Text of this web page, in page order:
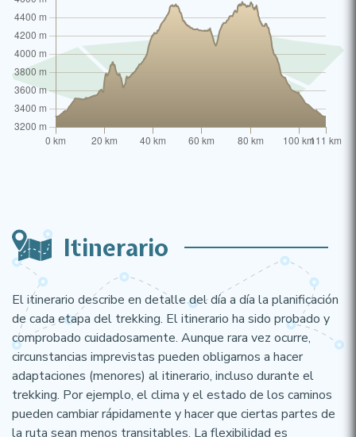
Itinerario
El itinerario describe en detalle del día a día la planificación
de cada etapa del trekking. El itinerario ha sido probado y
comprobado cuidadosamente. Aunque rara vez ocurre,
circunstancias imprevistas pueden obligarnos a hacer
adaptaciones (menores) al itinerario, incluso durante el
trekking. Por ejemplo, el clima y el estado de los caminos
pueden cambiar rápidamente y hacer que ciertas partes de
la ruta sean menos transitables. La flexibilidad es